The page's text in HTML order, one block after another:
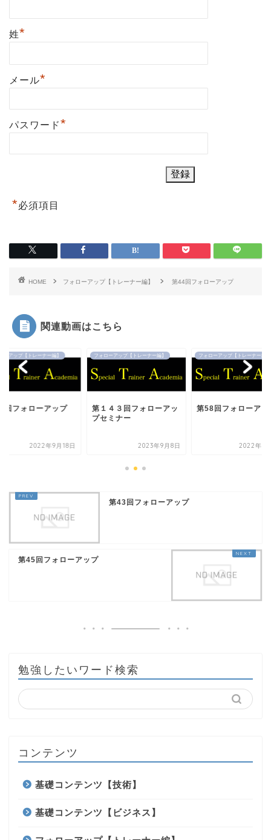
姓*
メール*
パスワード*
*必須項目
HOME フォローアップ【トレーナー編】 第44回フォローアップ
関連動画はこちら
ーアップ【トレーナー編】
回フォローアップ
2022年9月18日
フォローアップ【トレーナー編】
第１４３回フォローアッ
プセミナー
2023年9月8日
フォローアップ【トレーナー編】
第58回フォローアッ
2022年9
第43回フォローアップ
第45回フォローアップ
勉強したいワード検索
コンテンツ
基礎コンテンツ【技術】
基礎コンテンツ【ビジネス】